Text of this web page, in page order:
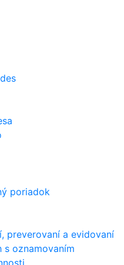
poriadok
preverovaní a evidovaní
s oznamovaním